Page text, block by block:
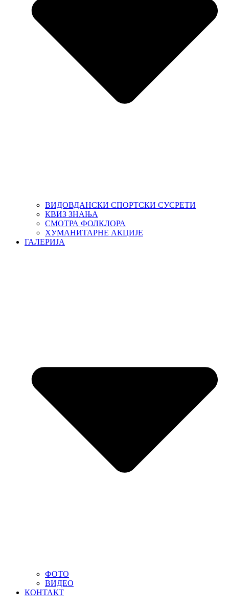
ВИДОВДАНСКИ СПОРТСКИ СУСРЕТИ
КВИЗ ЗНАЊА
СМОТРА ФОЛКЛОРА
ХУМАНИТАРНЕ АКЦИЈЕ
ГАЛЕРИЈА
ФОТО
ВИДЕО
КОНТАКТ